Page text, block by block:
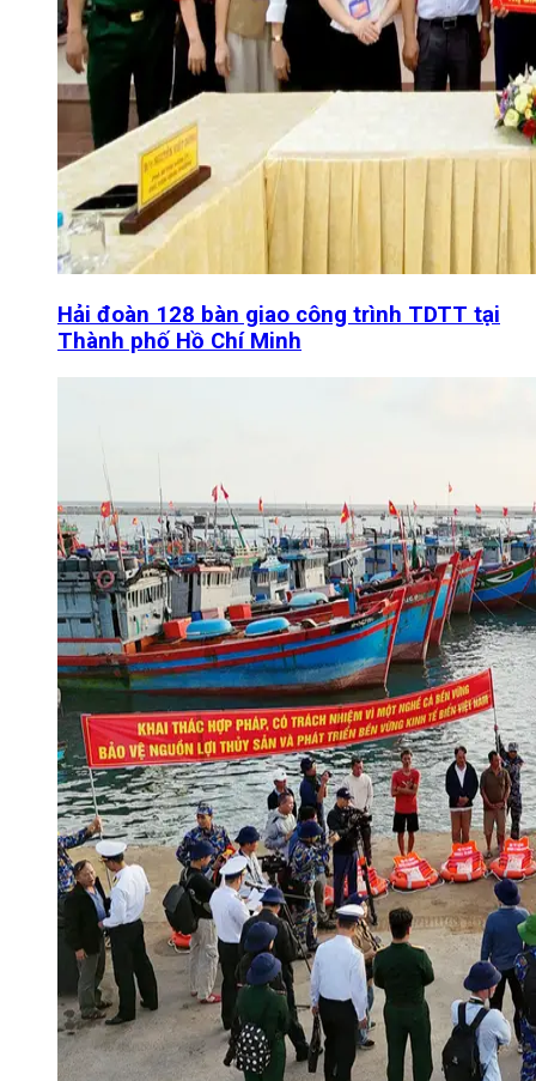
Hải đoàn 128 bàn giao công trình TDTT tại
Thành phố Hồ Chí Minh